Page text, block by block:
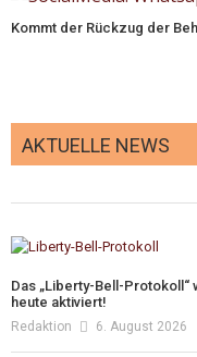
Kommt der Rückzug der
AKTUELLE NEWS
Das „Liberty-Bell-Protokoll“
heute aktiviert!
Redaktion 6. August 2026